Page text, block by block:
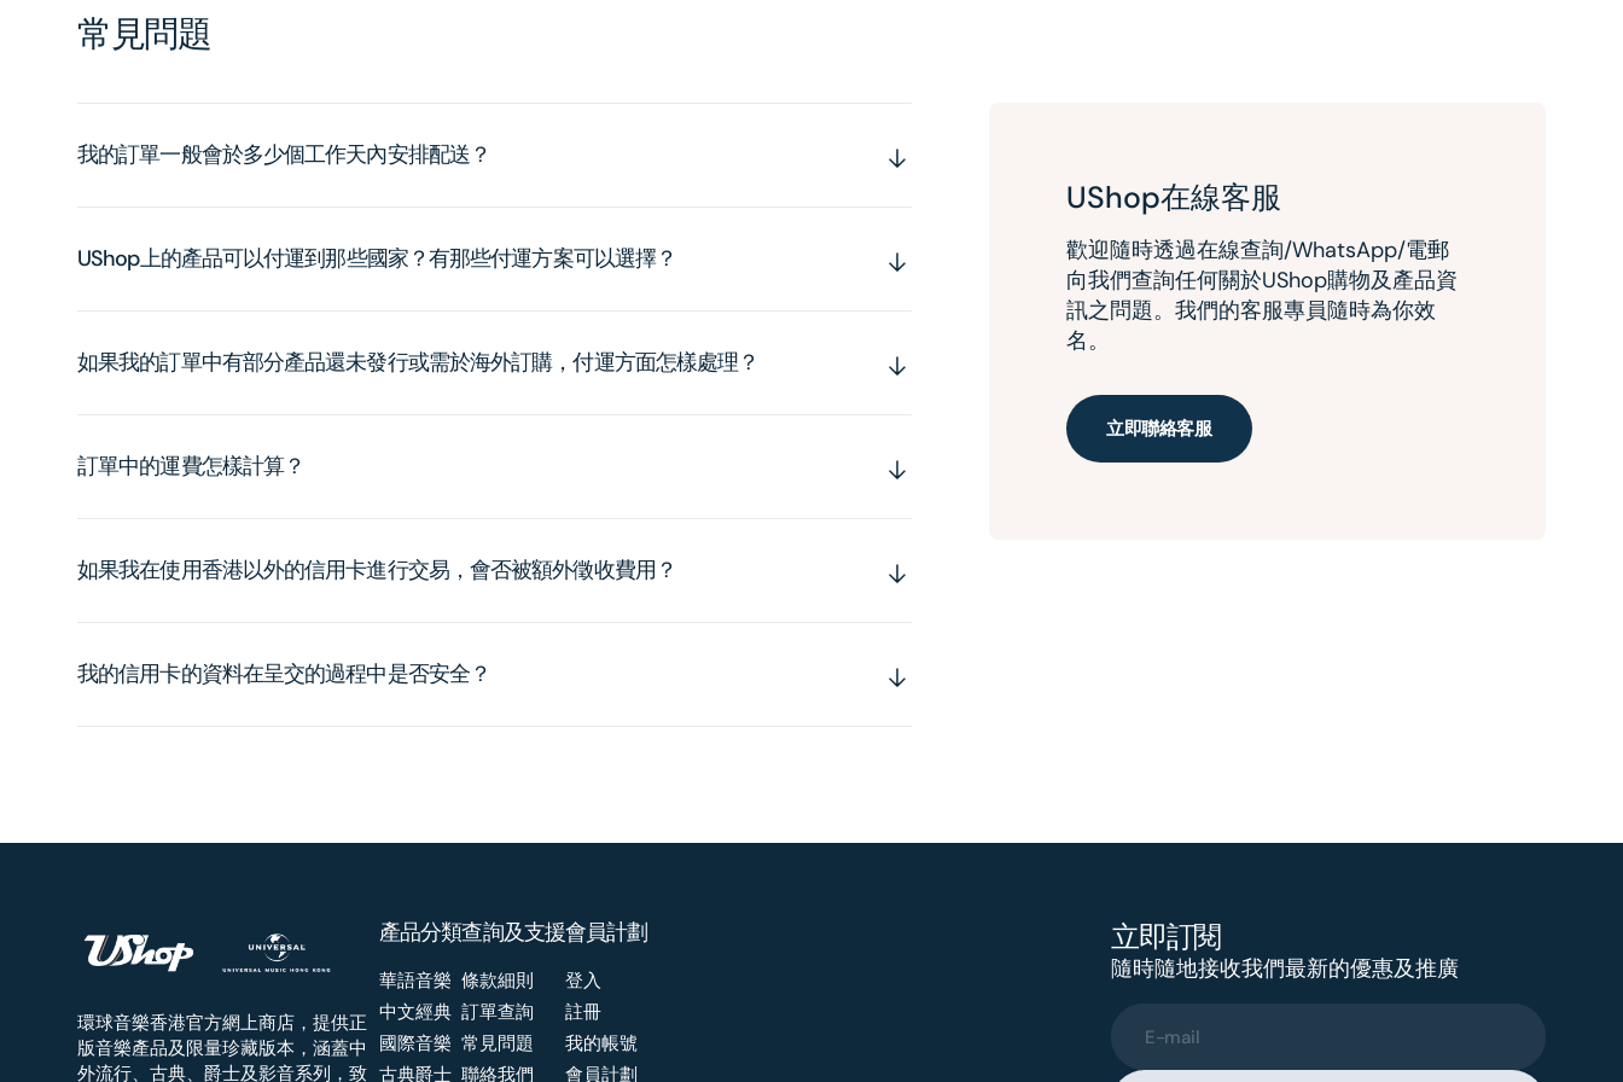
常見問題
我的訂單一般會於多少個工作天內安排配送？
UShop上的產品可以付運到那些國家？有那些付運方案可以選擇？
如果我的訂單中有部分產品還未發行或需於海外訂購，付運方面怎樣處理？
訂單中的運費怎樣計算？
如果我在使用香港以外的信用卡進行交易，會否被額外徵收費用？
我的信用卡的資料在呈交的過程中是否安全？
UShop在線客服
歡迎隨時透過在線查詢/WhatsApp/電郵
向我們查詢任何關於UShop購物及產品資
訊之問題。我們的客服專員隨時為你效
名。
立即聯絡客服
環球音樂香港官方網上商店，提供正
版音樂產品及限量珍藏版本，涵蓋中
外流行、古典、爵士及影音系列，致
產品分類
華語音樂
中文經典
國際音樂
古典爵士
查詢及支援
條款細則
訂單查詢
常見問題
聯絡我們
會員計劃
登入
註冊
我的帳號
會員計劃
立即訂閱
隨時隨地接收我們最新的優惠及推廣
E-mail